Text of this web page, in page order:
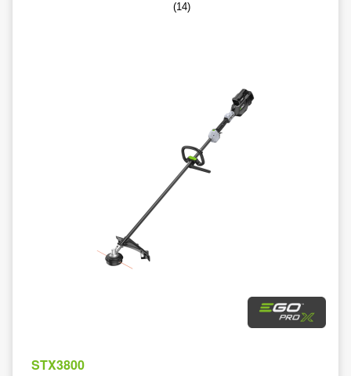
(14)
STX3800